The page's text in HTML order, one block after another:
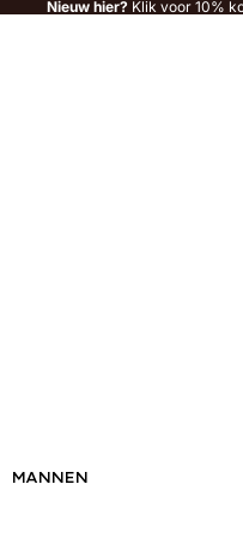
Nieuw hier? Klik voor 10%
MANNEN